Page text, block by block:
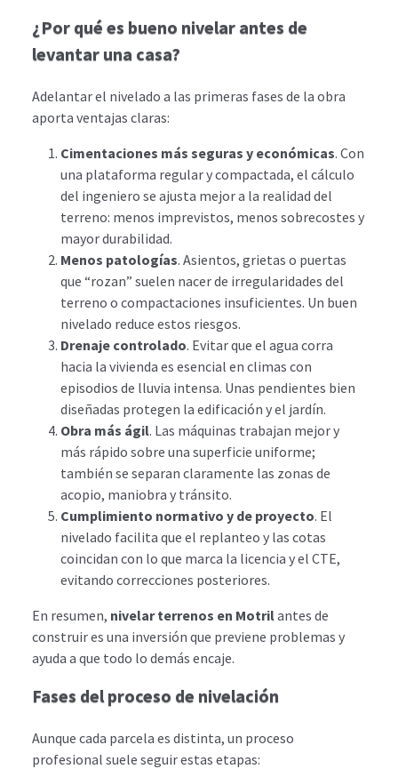
¿Por qué es bueno nivelar antes de
levantar una casa?
Adelantar el nivelado a las primeras fases de la obra
aporta ventajas claras:
Cimentaciones más seguras y económicas. Con
una plataforma regular y compactada, el cálculo
del ingeniero se ajusta mejor a la realidad del
terreno: menos imprevistos, menos sobrecostes y
mayor durabilidad.
Menos patologías. Asientos, grietas o puertas
que “rozan” suelen nacer de irregularidades del
terreno o compactaciones insuficientes. Un buen
nivelado reduce estos riesgos.
Drenaje controlado. Evitar que el agua corra
hacia la vivienda es esencial en climas con
episodios de lluvia intensa. Unas pendientes bien
diseñadas protegen la edificación y el jardín.
Obra más ágil. Las máquinas trabajan mejor y
más rápido sobre una superficie uniforme;
también se separan claramente las zonas de
acopio, maniobra y tránsito.
Cumplimiento normativo y de proyecto. El
nivelado facilita que el replanteo y las cotas
coincidan con lo que marca la licencia y el CTE,
evitando correcciones posteriores.
En resumen, nivelar terrenos en Motrilantes de
construir es una inversión que previene problemas y
ayuda a que todo lo demás encaje.
Fases del proceso de nivelación
Aunque cada parcela es distinta, un proceso
profesional suele seguir estas etapas: